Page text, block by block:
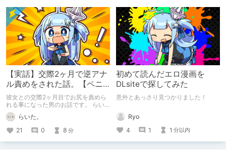
成人男性スタッフがダミヘに抱きつ
き、スタジオにアダルトグッズが転が
る超大真面目な理由とは？ クオリテ
ィ向上のための、ちょっとシュールな
（？）試行錯誤をたっぷりご紹介しま
す！
【実話】交際2ヶ月で逆アナ
ル責めをされた話。【ペニ
バン】
彼女との交際2ヶ月目でお尻を責めら
れる事になった男のお話です。 らい
た。のエチエチ体験談#2【逆アナ
ル】 らいた。
21
0 8 分
初めて読んだエロ漫画を
DLsiteで探してみた
意外とあっさり見つかりました！
Ryo
4
1 1 分以内